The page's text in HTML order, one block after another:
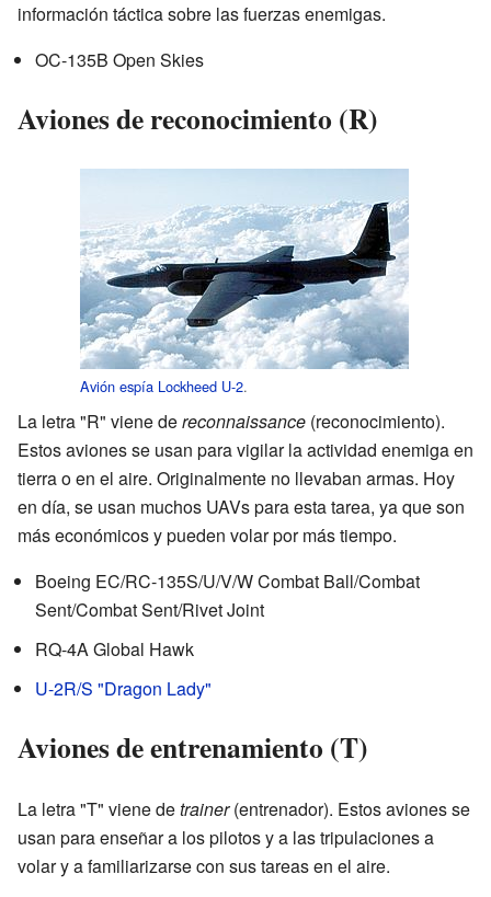
información táctica sobre las fuerzas enemigas.
OC-135B Open Skies
Aviones de reconocimiento (R)
Avión espía Lockheed U-2.
La letra "R" viene dereconnaissance (reconocimiento).
Estos aviones se usan para vigilar la actividad enemiga en
tierra o en el aire. Originalmente no llevaban armas. Hoy
en día, se usan muchos UAVs para esta tarea, ya que son
más económicos y pueden volar por más tiempo.
Boeing EC/RC-135S/U/V/W Combat Ball/Combat
Sent/Combat Sent/Rivet Joint
RQ-4A Global Hawk
U-2R/S "Dragon Lady"
Aviones de entrenamiento (T)
La letra "T" viene detrainer(entrenador). Estos aviones se
usan para enseñar a los pilotos y a las tripulaciones a
volar y a familiarizarse con sus tareas en el aire.